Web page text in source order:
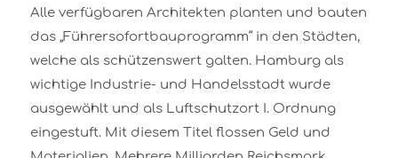
Alle verfügbaren Architekten planten und bauten
das „Führersofortbauprogramm“ in den Städten,
welche als schützenswert galten. Hamburg als
wichtige Industrie- und Handelsstadt wurde
ausgewählt und als Luftschutzort I. Ordnung
eingestuft. Mit diesem Titel flossen Geld und